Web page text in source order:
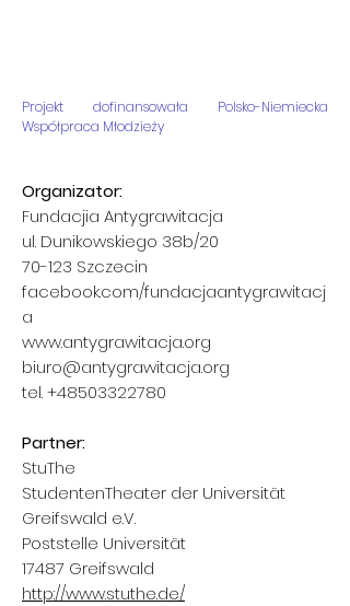
Projekt dofinansowała Polsko-Niemiecka
Współpraca Młodzieży
Organizator:
Fundacjia Antygrawitacja
ul. Dunikowskiego 38b/20
70-123 Szczecin
facebook.com/fundacjaantygrawitacj
a
www.antygrawitacja.org
biuro@antygrawitacja.org
tel.+48503322780
Partner:
StuThe
StudentenTheater der Universität
Greifswald e.V.
Poststelle Universität
17487 Greifswald
http://www.stuthe.de/